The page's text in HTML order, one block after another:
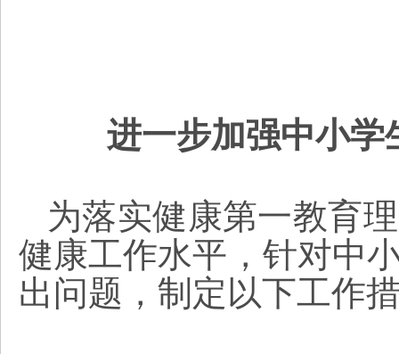
进一步加强中小学
为落实健康第一教育
健康工作水平，针对中
出问题，制定以下工作